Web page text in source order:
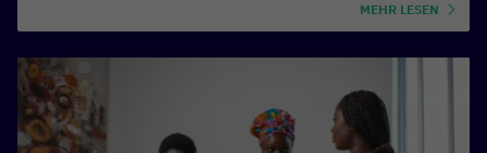
MEHR LESEN